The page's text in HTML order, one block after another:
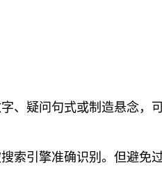
、疑问句式或制造悬念，
索引擎准确识别。但避免